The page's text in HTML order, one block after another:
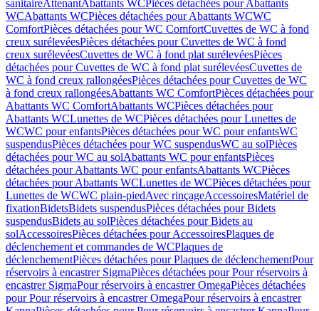
sanitaireAttenantAbattants WCPièces détachées pour Abattants
WCAbattants WCPièces détachées pour Abattants WCWC
ComfortPièces détachées pour WC ComfortCuvettes de WC à fond
creux surélevéesPièces détachées pour Cuvettes de WC à fond
creux surélevéesCuvettes de WC à fond plat surélevéesPièces
détachées pour Cuvettes de WC à fond plat surélevéesCuvettes de
WC à fond creux rallongéesPièces détachées pour Cuvettes de WC
à fond creux rallongéesAbattants WC ComfortPièces détachées pour
Abattants WC ComfortAbattants WCPièces détachées pour
Abattants WCLunettes de WCPièces détachées pour Lunettes de
WCWC pour enfantsPièces détachées pour WC pour enfantsWC
suspendusPièces détachées pour WC suspendusWC au solPièces
détachées pour WC au solAbattants WC pour enfantsPièces
détachées pour Abattants WC pour enfantsAbattants WCPièces
détachées pour Abattants WCLunettes de WCPièces détachées pour
Lunettes de WCWC plain-piedAvec rinçageAccessoiresMatériel de
fixationBidetsBidets suspendusPièces détachées pour Bidets
suspendusBidets au solPièces détachées pour Bidets au
solAccessoiresPièces détachées pour AccessoiresPlaques de
déclenchement et commandes de WCPlaques de
déclenchementPièces détachées pour Plaques de déclenchementPour
réservoirs à encastrer SigmaPièces détachées pour Pour réservoirs à
encastrer SigmaPour réservoirs à encastrer OmegaPièces détachées
pour Pour réservoirs à encastrer OmegaPour réservoirs à encastrer